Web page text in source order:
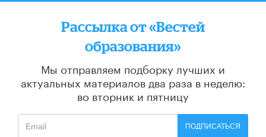
Рассылка от «Вестей
образования»
Мы отправляем подборку лучших и
актуальных материалов два раза в неделю:
во вторник и пятницу
ПОДПИСАТЬСЯ